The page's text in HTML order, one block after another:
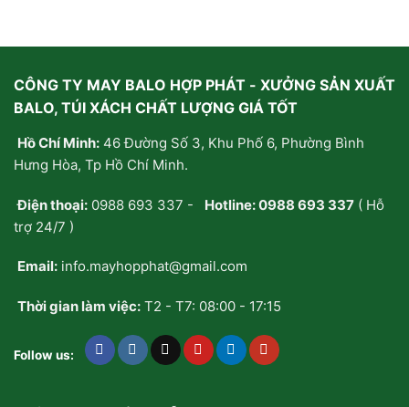
CÔNG TY MAY BALO HỢP PHÁT - XƯỞNG SẢN XUẤT
BALO, TÚI XÁCH CHẤT LƯỢNG GIÁ TỐT
Hồ Chí Minh: 46 Đường Số 3, Khu Phố 6, Phường Bình
Hưng Hòa, Tp Hồ Chí Minh.
Điện thoại: 0988 693 337 - Hotline:0988 693 337 ( Hỗ
trợ 24/7 )
Email: info.mayhopphat@gmail.com
Thời gian làm việc: T2 - T7: 08:00 - 17:15
Follow us: